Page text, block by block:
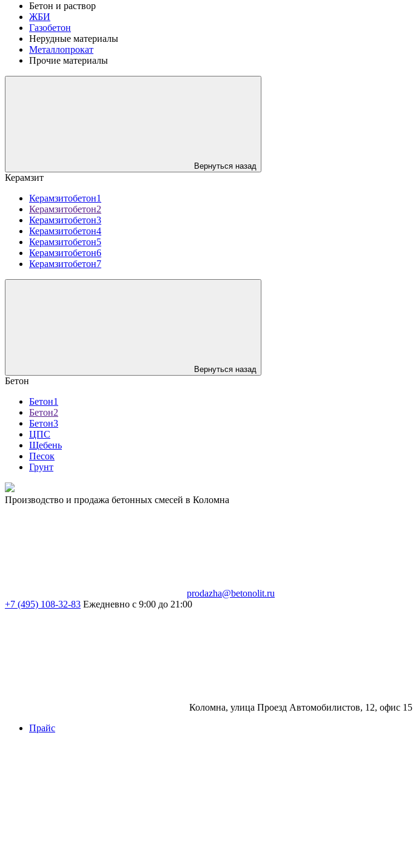
Бетон и раствор
ЖБИ
Газобетон
Нерудные материалы
Металлопрокат
Прочие материалы
Вернуться назад
Керамзит
Керамзитобетон1
Керамзитобетон2
Керамзитобетон3
Керамзитобетон4
Керамзитобетон5
Керамзитобетон6
Керамзитобетон7
Вернуться назад
Бетон
Бетон1
Бетон2
Бетон3
ЦПС
Щебень
Песок
Грунт
Производство и продажа бетонных смесей в Коломна
prodazha@betonolit.ru
+7 (495) 108-32-83 Ежедневно с 9:00 до 21:00
Коломна, улица Проезд Автомобилистов, 12, офис 15
Прайс